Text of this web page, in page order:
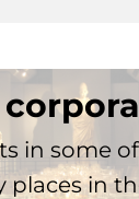
in some
places in